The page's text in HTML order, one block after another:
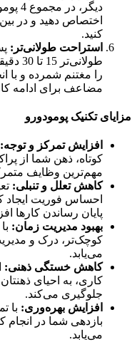
استراحت طولانی‌تر:
طولانی‌تر 15
را مغتنم شمرده و با
مضاعف برای ادامه کار
تکنیک پومودورو
افزایش تمرکز و توجه:با
کوتاه، ذهن شما از
مهم‌ترین وظایف متمرکز
کاهش تعلل و تنبلی:تعیین
احساس فوریت ایجاد کرده
پایان رساندن کارها
بهبود مدیریت زمان: با
کوچک‌تر، درک و مدیریت
می‌یابد.
کاهش خستگی ذهنی:
کاری، به احیای ذهنتان
جلوگیری می‌کند.
افزایش بهره‌وری:با
بازدهی شما در انجام
می‌یابد.